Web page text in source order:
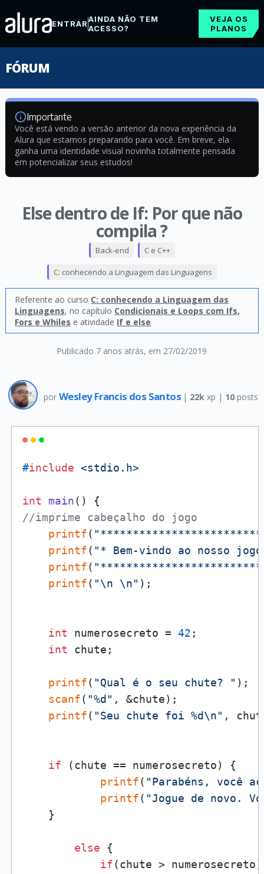
ENTRARAINDA NÃO TEM
ACESSO?
VEJA OS
PLANOS
FÓRUM
Importante
Você está vendo a versão anterior da nova experiência da
Alura que estamos preparando para você. Em breve, ela
ganha uma identidade visual novinha totalmente pensada
em potencializar seus estudos!
Else dentro de If: Por que não
compila ?
Publicado 7 anos atrás, em 27/02/2019
Back-end C e C++
C: conhecendo a Linguagem das Linguagens
Referente ao curso C: conhecendo a Linguagem das
Linguagens, no capítulo Condicionais e Loops com Ifs,
Fors e Whiles e atividade If e else
por Wesley Francis dos Santos | 22k xp | 10 posts
#include <stdio.h>
int main()
//imprime cabeçalho do jogo
printf(
printf( "* Bem-vindo ao nosso
printf(
printf( "\n \n" );
int numerosecreto = 42 ;
int chute;
printf( "Qual é o seu chute? " );
scanf( "%d" , &chute);
printf( "Seu chute foi %d\n" ,
if (chute == numerosecreto) {
printf( "Parabéns, você
printf( "Jogue de novo.
    }
else {
if(chute >